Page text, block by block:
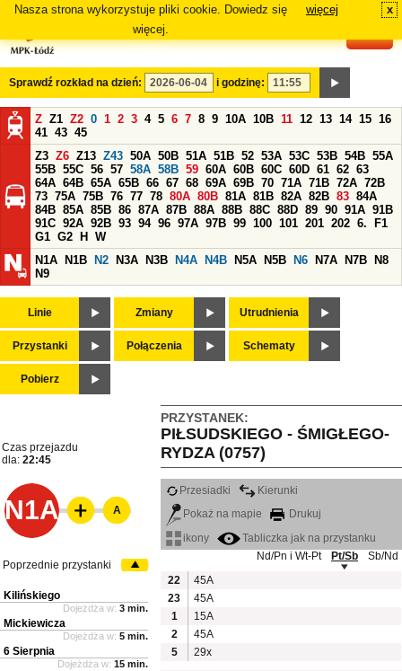
Nasza strona wykorzystuje pliki cookie. Dowiedz się
więcej.
więcej x
Sprawdź rozkład na dzień: i godzinę:
Z Z1 Z2 0 1 2 3 4 5 6 7 8 9 10A 10B 11 12 13 14 15 16
41 43 45
Z3 Z6 Z13 Z43 50A 50B 51A 51B 52 53A 53C 53B 54B 55A
55B 55C 56 57 58A 58B 59 60A 60B 60C 60D 61 62 63
64A 64B 65A 65B 66 67 68 69A 69B 70 71A 71B 72A 72B
73 75A 75B 76 77 78 80A 80B 81A 81B 82A 82B 83 84A
84B 85A 85B 86 87A 87B 88A 88B 88C 88D 89 90 91A 91B
91C 92A 92B 93 94 96 97A 97B 99 100 101 201 202 6.
F1
G1 G2 H
W
N1A
N1B N2 N3A N3B N4A N4B N5A N5B N6 N7A N7B
N8
N9
Linie Zmiany Utrudnienia
Przystanki Połączenia Schematy
Pobierz
PRZYSTANEK:
PIŁSUDSKIEGO - ŚMIGŁEGO-
RYDZA (0757)
Czas przejazdu
dla: 22:45
N1A
Przesiadki
Kierunki
Pokaż na mapie
Drukuj
ikony
Tabliczka jak na przystanku
Nd/Pn i Wt-Pt
Pt/Sb
Sb/Nd
22
45A
23
45A
1
15A
2
45A
5
29x
A
Poprzednie przystanki
Kilińskiego
Dojeżdża w: 3 min.
Mickiewicza
Dojeżdża w: 5 min.
6 Sierpnia
Dojeżdża w: 15 min.